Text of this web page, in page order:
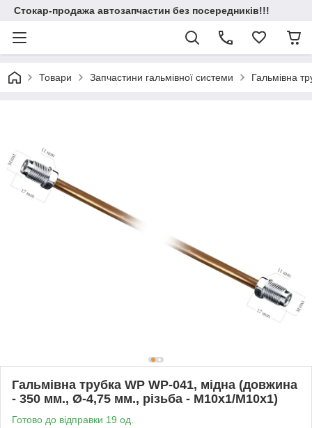
Стокар-продажа автозапчастин без посередників!!!
Товари Запчастини гальмівної системи Гальмівна
Гальмівна трубка WP WP-041, мідна (довжина
- 350 мм., Ø-4,75 мм., різьба - М10х1/М10х1)
Готово до відправки 19 од.